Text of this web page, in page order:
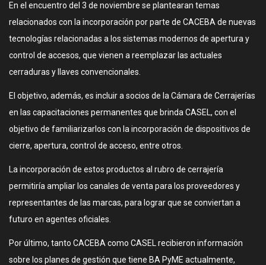
En el encuentro del 3 de noviembre se plantearan temas
relacionados con la incorporación por parte de CACEBA de nuevas
tecnologías relacionadas a los sistemas modernos de apertura y
control de accesos, que vienen a reemplazar las actuales
cerraduras y llaves convencionales.
El objetivo, además, es incluir a socios de la Cámara de Cerrajerías
en las capacitaciones permanentes que brinda CASEL, con el
objetivo de familiarizarlos con la incorporación de dispositivos de
cierre, apertura, control de acceso, entre otros.
La incorporación de estos productos al rubro de cerrajería
permitiría ampliar los canales de venta para los proveedores y
representantes de las marcas, para lograr que se conviertan a
futuro en agentes oficiales.
Por último, tanto CACEBA como CASEL recibieron información
sobre los planes de gestión que tiene BA PyME actualmente,